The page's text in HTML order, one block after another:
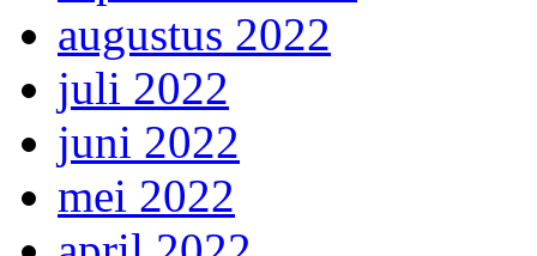
augustus 2022
juli 2022
juni 2022
mei 2022